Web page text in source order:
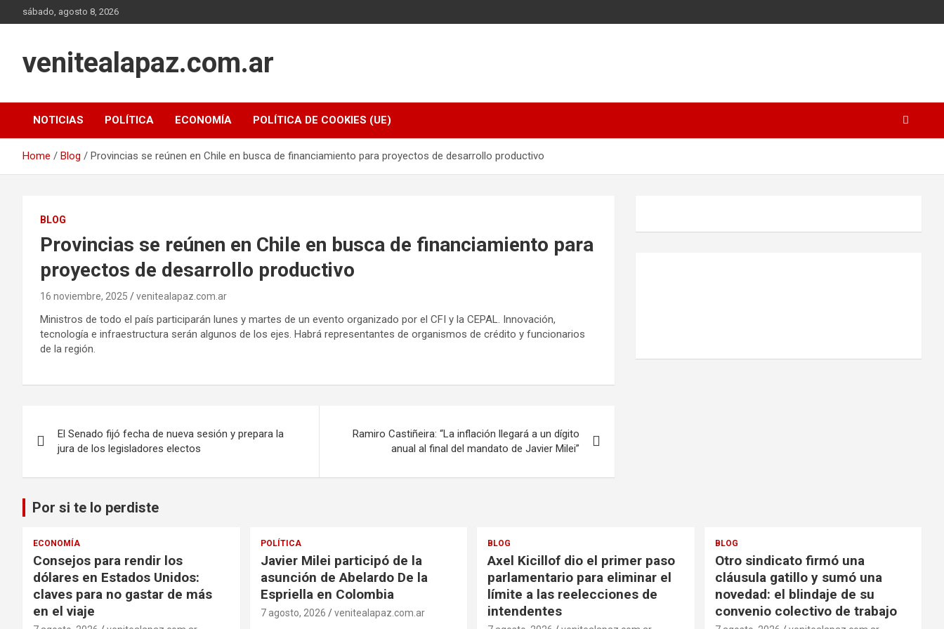
to
sábado, agosto 8, 2026
venitealapaz.com.ar
NOTICIAS POLÍTICA ECONOMÍA POLÍTICA DE COOKIES (UE)
Home Blog Provincias se reúnen en Chile en busca de financiamiento para proyectos de desarrollo productivo
BLOG
Provincias se reúnen en Chile en busca de financiamiento para
proyectos de desarrollo productivo
16 noviembre, 2025 venitealapaz.com.ar
Ministros de todo el país participarán lunes y martes de un evento organizado por el CFI y la CEPAL. Innovación,
tecnología e infraestructura serán algunos de los ejes. Habrá representantes de organismos de crédito y funcionarios
de la región.
de
entradas
El Senado fijó fecha de nueva sesión y prepara la
jura de los legisladores electos
Ramiro Castiñeira: “La inflación llegará a un dígito
anual al final del mandato de Javier Milei”
Por si te lo perdiste
ECONOMÍA
Consejos para rendir los
dólares en Estados Unidos:
claves para no gastar de más
en el viaje
POLÍTICA
Javier Milei participó de la
asunción de Abelardo De la
Espriella en Colombia
7 agosto, 2026 venitealapaz.com.ar
BLOG
Axel Kicillof dio el primer paso
parlamentario para eliminar el
límite a las reelecciones de
intendentes
BLOG
Otro sindicato firmó una
cláusula gatillo y sumó una
novedad: el blindaje de su
convenio colectivo de trabajo